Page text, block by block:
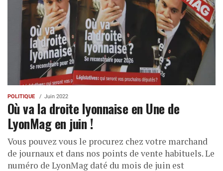
POLITIQUE Juin 2022
Où va la droite lyonnaise en Une de
LyonMag en juin !
Vous pouvez vous le procurez chez votre marchand
de journaux et dans nos points de vente habituels. Le
numéro de LyonMag daté du mois de juin est